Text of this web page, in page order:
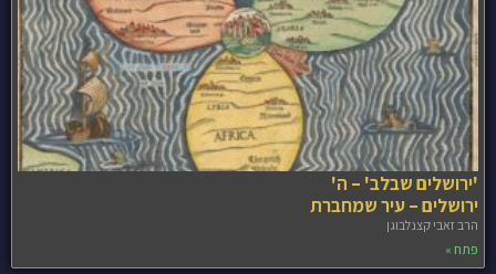
'ירושלים שבלב' – ה'
ירושלים – עיר שמחברת
הרב זאבי קצנלבוגן
פתח »